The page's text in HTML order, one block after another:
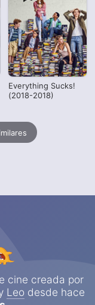
Everything Sucks!
(2018-2018)
cine creada por
Leo desde hace